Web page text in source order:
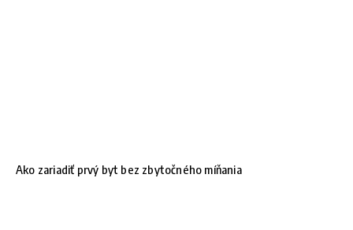
Ako zariadiť prvý byt bez zbytočného míňania